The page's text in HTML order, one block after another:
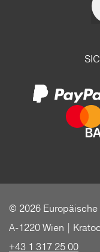
© 2026 Europäische
A-1220 Wien |
+43 1 317 25 00